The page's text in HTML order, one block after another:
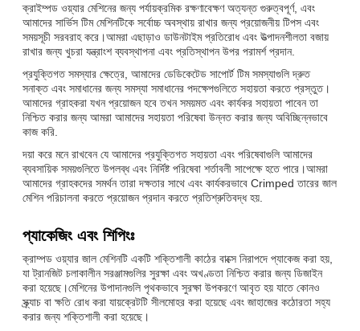
ক্রাইম্পড ওয়্যার মেশিনের জন্য পর্যায়ক্রমিক রক্ষণাবেক্ষণ অত্যন্ত গুরুত্বপূর্ণ, এবং
আমাদের সার্ভিস টিম মেশিনটিকে সর্বোচ্চ অবস্থায় রাখার জন্য প্রয়োজনীয় টিপস এবং
সময়সূচী সরবরাহ করে।আমরা এছাড়াও ডাউনটাইম প্রতিরোধ এবং উত্পাদনশীলতা বজায়
রাখার জন্য খুচরা যন্ত্রাংশ ব্যবস্থাপনা এবং প্রতিস্থাপন উপর পরামর্শ প্রদান.
প্রযুক্তিগত সমস্যার ক্ষেত্রে, আমাদের ডেডিকেটেড সাপোর্ট টিম সমস্যাগুলি দ্রুত
সনাক্ত এবং সমাধানের জন্য সমস্যা সমাধানের পদক্ষেপগুলিতে সহায়তা করতে প্রস্তুত।
আমাদের গ্রাহকরা যখন প্রয়োজন হবে তখন সময়মত এবং কার্যকর সহায়তা পাবেন তা
নিশ্চিত করার জন্য আমরা আমাদের সহায়তা পরিষেবা উন্নত করার জন্য অবিচ্ছিন্নভাবে
কাজ করি.
দয়া করে মনে রাখবেন যে আমাদের প্রযুক্তিগত সহায়তা এবং পরিষেবাগুলি আমাদের
ব্যবসায়িক সময়গুলিতে উপলব্ধ এবং নির্দিষ্ট পরিষেবা শর্তাবলী সাপেক্ষে হতে পারে।আমরা
আমাদের গ্রাহকদের সমর্থন তারা দক্ষতার সাথে এবং কার্যকরভাবে Crimped তারের জাল
মেশিন পরিচালনা করতে প্রয়োজন প্রদান করতে প্রতিশ্রুতিবদ্ধ হয়.
প্যাকেজিং এবং শিপিংঃ
ক্রাম্পড ওয়্যার জাল মেশিনটি একটি শক্তিশালী কাঠের বাক্সে নিরাপদে প্যাকেজ করা হয়,
যা ট্রানজিট চলাকালীন সরঞ্জামগুলির সুরক্ষা এবং অখণ্ডতা নিশ্চিত করার জন্য ডিজাইন
করা হয়েছে।মেশিনের উপাদানগুলি পৃথকভাবে সুরক্ষা উপকরণে আবৃত হয় যাতে কোনও
স্ক্র্যাচ বা ক্ষতি রোধ করা যায়ক্রেটটি সীলমোহর করা হয়েছে এবং জাহাজের কঠোরতা সহ্য
করার জন্য শক্তিশালী করা হয়েছে।